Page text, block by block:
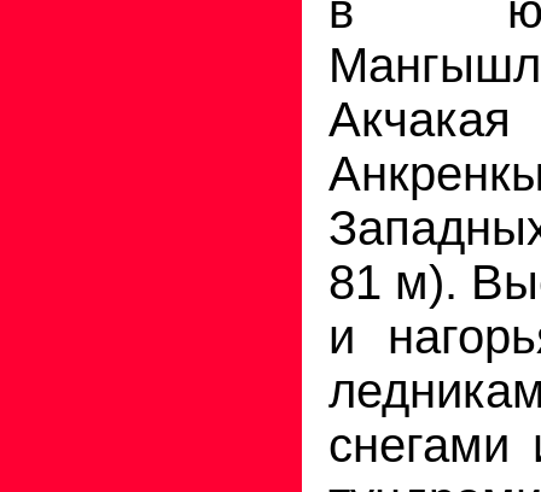
в
81 м).
и
снегами